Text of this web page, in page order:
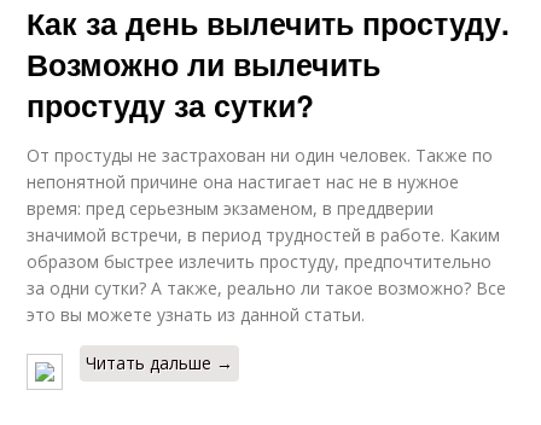
Как за день вылечить простуду.
Возможно ли вылечить
простуду за сутки?
От простуды не застрахован ни один человек. Также по
непонятной причине она настигает нас не в нужное
время: пред серьезным экзаменом, в преддверии
значимой встречи, в период трудностей в работе. Каким
образом быстрее излечить простуду, предпочтительно
за одни сутки? А также, реально ли такое возможно? Все
это вы можете узнать из данной статьи.
Читать дальше →